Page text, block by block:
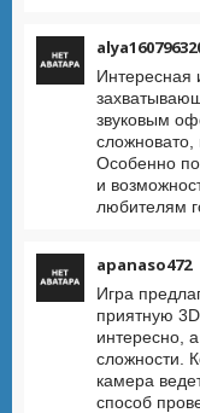
Интересная
звуковым
сложновато,
Особенно
и
любителям
apanaso472
Игра
приятную
интересно,
сложности.
камера
способ